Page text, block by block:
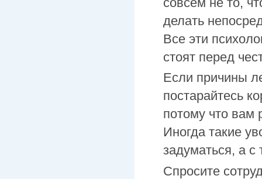
делать
Все эти
стоят перед
Если причины
постарайтесь
потому что вам
Иногда такие
задуматься, а с
Спросите